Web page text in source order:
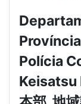
Polícia
Keisatsu